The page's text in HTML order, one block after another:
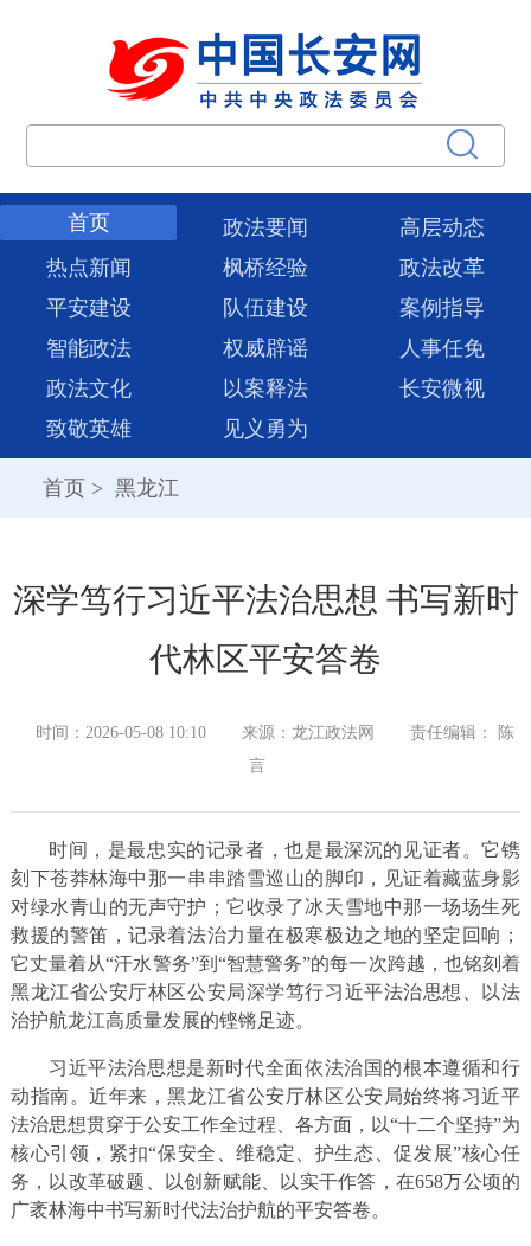
首页 政法要闻
高层动态
热点新闻
枫桥经验
政法改革
平安建设
队伍建设
案例指导
智能政法
权威辟谣
人事任免
政法文化
以案释法
长安微视
致敬英雄
见义勇为
首页 > 黑龙江
深学笃行习近平法治思想 书写新时
代林区平安答卷
时间：2026-05-08 10:10 来源：龙江政法网
责任编辑： 陈
言
时间，是最忠实的记录者，也是最深沉的见证者。它镌
刻下苍莽林海中那一串串踏雪巡山的脚印，见证着藏蓝身影
对绿水青山的无声守护；它收录了冰天雪地中那一场场生死
救援的警笛，记录着法治力量在极寒极边之地的坚定回响；
它丈量着从“汗水警务”到“智慧警务”的每一次跨越，也铭刻着
黑龙江省公安厅林区公安局深学笃行习近平法治思想、以法
治护航龙江高质量发展的铿锵足迹。
习近平法治思想是新时代全面依法治国的根本遵循和行
动指南。近年来，黑龙江省公安厅林区公安局始终将习近平
法治思想贯穿于公安工作全过程、各方面，以“十二个坚持”为
核心引领，紧扣“保安全、维稳定、护生态、促发展”核心任
务，以改革破题、以创新赋能、以实干作答，在658万公顷的
广袤林海中书写新时代法治护航的平安答卷。